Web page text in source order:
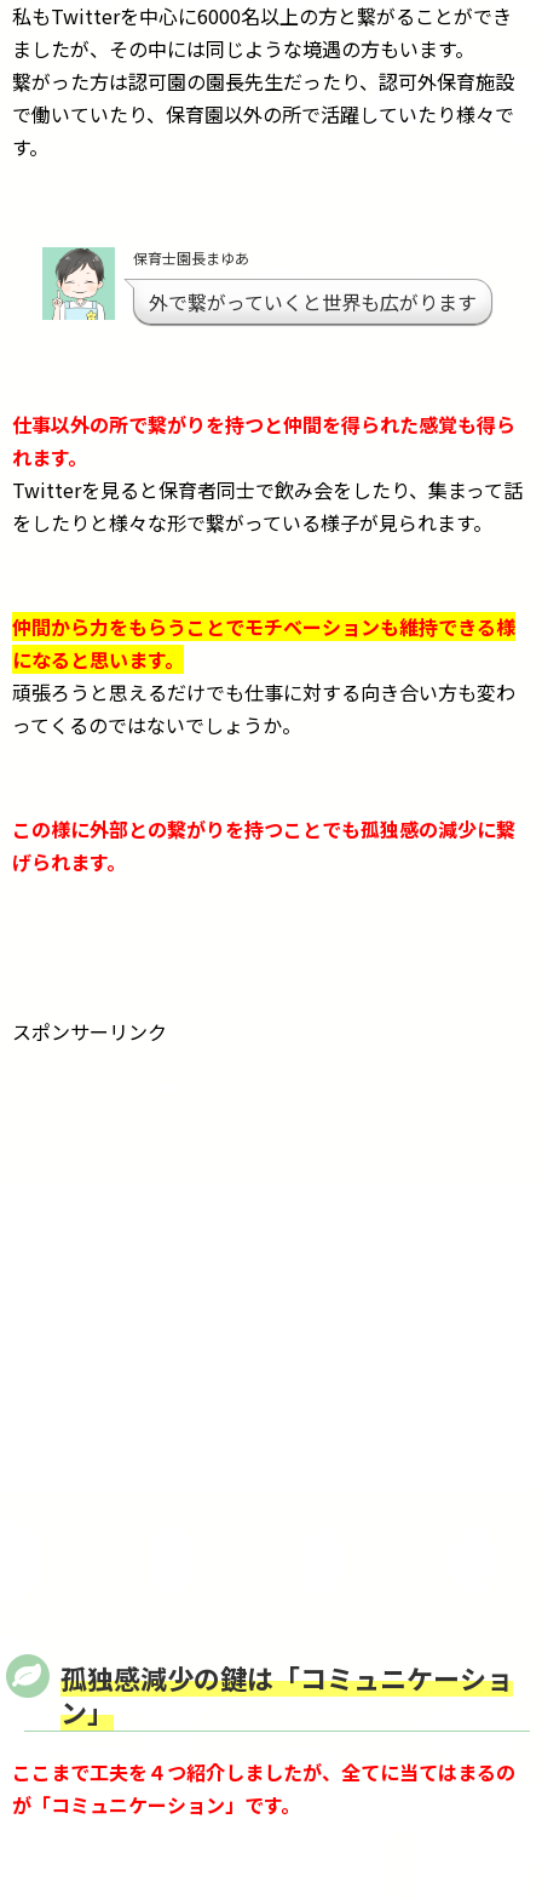
私もTwitterを中心に6000名以上の方と繋がることができ
ましたが、その中には同じような境遇の方もいます。
繋がった方は認可園の園長先生だったり、認可外保育施設
で働いていたり、保育園以外の所で活躍していたり様々で
す。
保育士園長まゆあ
外で繋がっていくと世界も広がります
仕事以外の所で繋がりを持つと仲間を得られた感覚も得ら
れます。
Twitterを見ると保育者同士で飲み会をしたり、集まって話
をしたりと様々な形で繋がっている様子が見られます。
仲間から力をもらうことでモチベーションも維持できる様
になると思います。
頑張ろうと思えるだけでも仕事に対する向き合い方も変わ
ってくるのではないでしょうか。
この様に外部との繋がりを持つことでも孤独感の減少に繋
げられます。
スポンサーリンク
孤独感減少の鍵は「コミュニケーショ
ン」
ここまで工夫を４つ紹介しましたが、全てに当てはまるの
が「コミュニケーション」です。